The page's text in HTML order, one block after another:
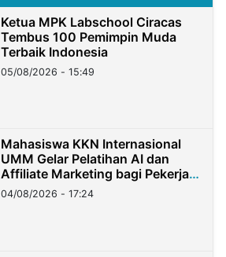
Ketua MPK Labschool Ciracas
Tembus 100 Pemimpin Muda
Terbaik Indonesia
05/08/2026 - 15:49
Mahasiswa KKN Internasional
UMM Gelar Pelatihan AI dan
Affiliate Marketing bagi Pekerja
Migran Indonesia di Taiwan
04/08/2026 - 17:24